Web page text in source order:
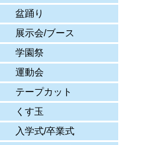
盆踊り
展示会/ブース
学園祭
運動会
テープカット
くす玉
入学式/卒業式